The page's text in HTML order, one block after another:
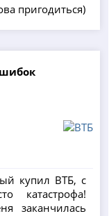
пригодиться)
купил ВТБ, с
катастрофа!
заканчилась